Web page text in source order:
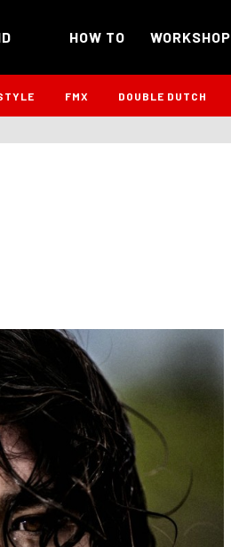
HOW TO WORKSHOP
FMX DOUBLE DUTCH